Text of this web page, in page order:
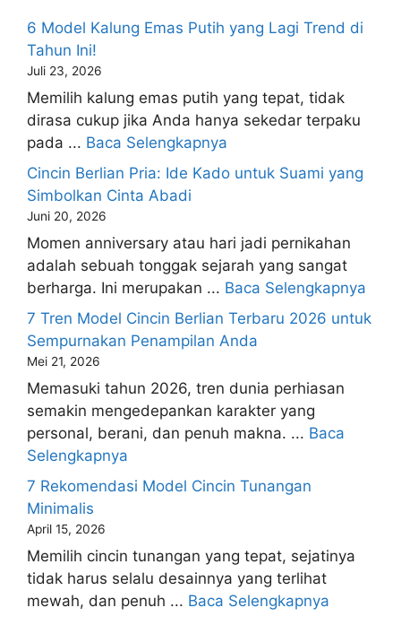
6 Model Kalung Emas Putih yang Lagi Trend di
Tahun Ini!
Juli 23, 2026
Memilih kalung emas putih yang tepat, tidak
dirasa cukup jika Anda hanya sekedar terpaku
pada ... Baca Selengkapnya
Cincin Berlian Pria: Ide Kado untuk Suami yang
Simbolkan Cinta Abadi
Juni 20, 2026
Momen anniversary atau hari jadi pernikahan
adalah sebuah tonggak sejarah yang sangat
berharga. Ini merupakan ... Baca Selengkapnya
7 Tren Model Cincin Berlian Terbaru 2026 untuk
Sempurnakan Penampilan Anda
Mei 21, 2026
Memasuki tahun 2026, tren dunia perhiasan
semakin mengedepankan karakter yang
personal, berani, dan penuh makna. ... Baca
Selengkapnya
7 Rekomendasi Model Cincin Tunangan
Minimalis
April 15, 2026
Memilih cincin tunangan yang tepat, sejatinya
tidak harus selalu desainnya yang terlihat
mewah, dan penuh ... Baca Selengkapnya